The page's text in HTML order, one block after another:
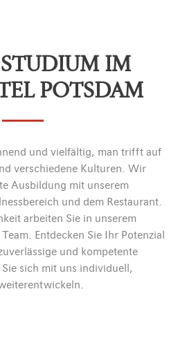
IM
POTSDAM
und vielfältig, man trifft auf
verschiedene Kulturen. Wir
Ausbildung mit unserem
und dem Restaurant.
arbeiten Sie in unserem
Entdecken Sie Ihr Potenzial
und kompetente
sich mit uns individuell,